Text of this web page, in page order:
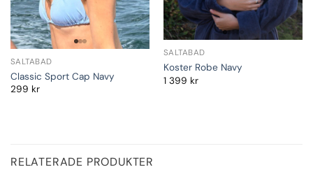
SALTABAD
Classic Sport Cap Navy
299 kr
SALTABAD
Koster Robe Navy
1 399 kr
RELATERADE PRODUKTER